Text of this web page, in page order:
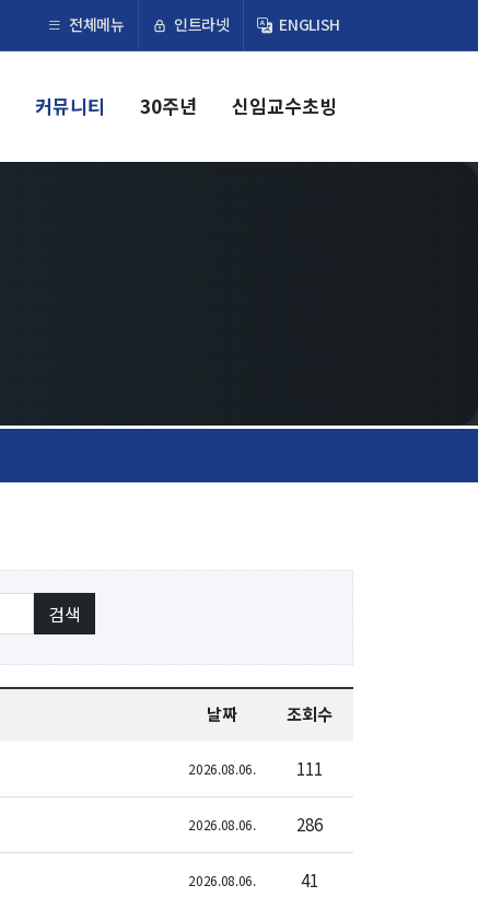
전체메뉴 인트라넷 ENGLISH
커뮤니티 30주년 신임교수초빙
×
교육
학부
연합전공 지능형 통신
날짜 조회수
2026.08.06. 111
2026.08.06. 286
2026.08.06. 41